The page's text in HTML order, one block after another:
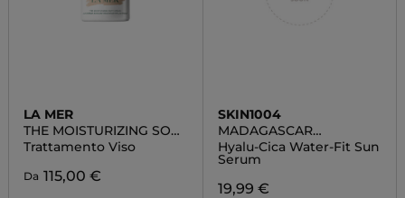
LA MER
THE MOISTURIZING SOFT
CREAM
Trattamento Viso
Da 115,00 €
SKIN1004
MADAGASCAR
CENTELLA
Hyalu-Cica Water-Fit Sun
Serum
19,99 €